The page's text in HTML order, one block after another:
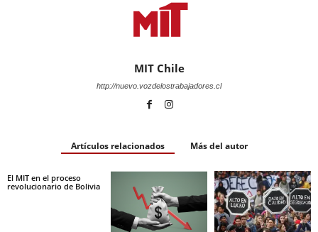
MIT Chile
http://nuevo.vozdelostrabajadores.cl
Artículos relacionados Más del autor
El MIT en el proceso
revolucionario de Bolivia